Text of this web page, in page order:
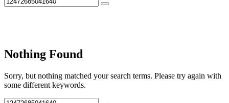
Nothing Found
Sorry, but nothing matched your search terms. Please try again with
some different keywords.